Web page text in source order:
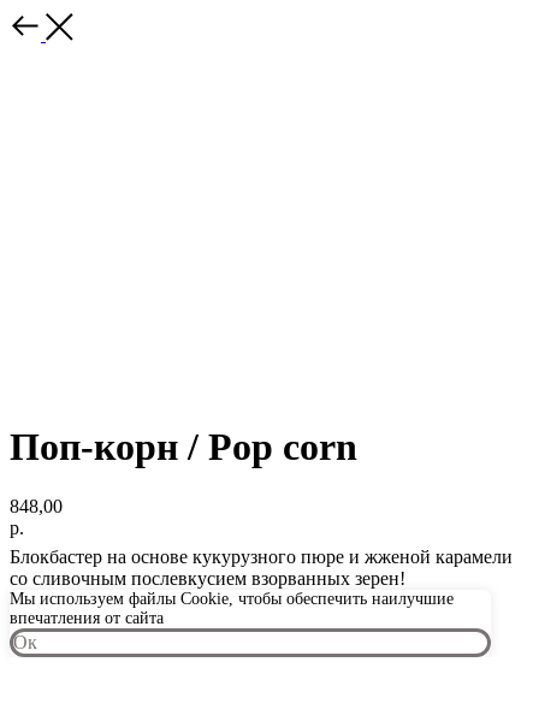
Поп-корн / Pop corn
848,00
р.
Блокбастер на основе кукурузного пюре и жженой карамели
со сливочным послевкусием взорванных зерен!
Мы используем файлы Cookie, чтобы обеспечить наилучшие
впечатления от сайта
Oк